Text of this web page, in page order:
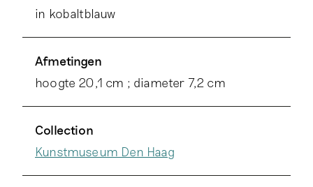
in kobaltblauw
Afmetingen
hoogte 20,1 cm ; diameter 7,2 cm
Collection
Kunstmuseum Den Haag